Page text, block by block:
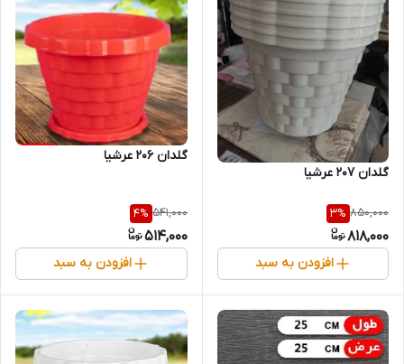
گلدان 207 عرشیا
850,000
3%
818,000
افزودن به سبد
گلدان 206 عرشیا
541,000
4%
514,000
افزودن به سبد